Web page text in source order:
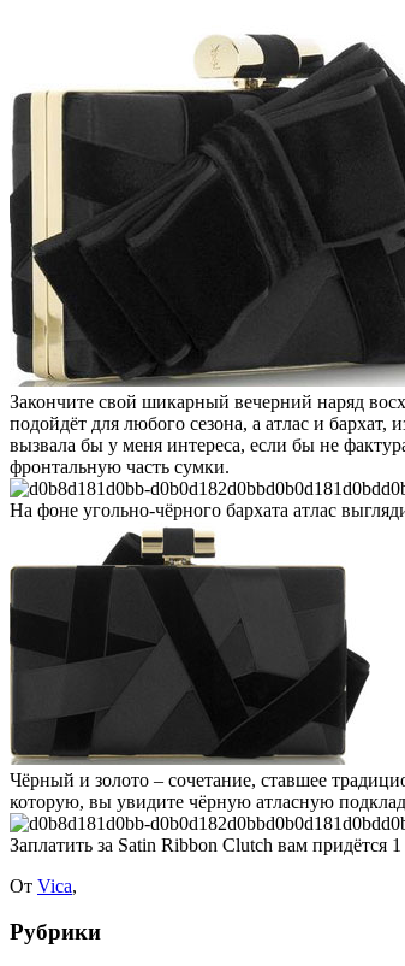
Закончите свой шикарный вечерний наряд
подойдёт для любого сезона, а атлас и
вызвала бы у меня интереса, если бы не
фронтальную часть сумки.
На фоне угольно-чёрного бархата атлас
Чёрный и золото – сочетание, ставшее
которую, вы увидите чёрную атласную
Заплатить за Satin Ribbon Clutch вам придётся
От Vica,
Рубрики